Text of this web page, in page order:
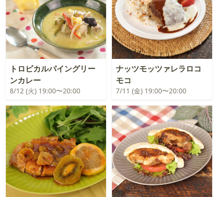
トロピカルパイングリー
ンカレー
8/12 (火) 19:00〜20:00
ナッツモッツァレラロコ
モコ
7/11 (金) 19:00〜20:00